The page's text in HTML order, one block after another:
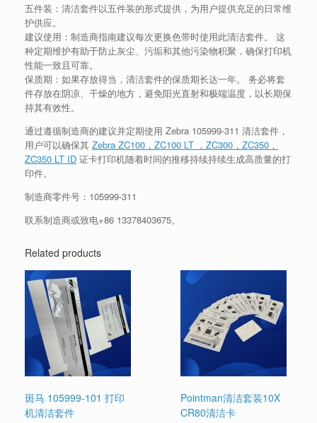
五件装：清洁套件以五件装的形式提供，为用户提供充足的日常维
护供应。
建议使用：制造商指南建议每次更换色带时使用此清洁套件。 这
种定期维护有助于防止灰尘、污垢和其他污染物积聚，确保打印机
性能一致且可靠。
保质期：如果存放得当，清洁套件的保质期长达一年。 务必将套
件存放在阴凉、干燥的地方，避免阳光直射和极端温度，以长期保
持其有效性。
通过遵循制造商的建议并定期使用 Zebra 105999-311 清洁套件，
用户可以确保其 Zebra ZC100，ZC100 LT ，ZC300，ZC350，
ZC350 LT ID 证卡打印机随着时间的推移持续持续生成高质量的打
印件。
制造商零件号：105999-311
联系制造商或致电+86 13378403675。
Related products
斑马 105999-101 打印
机清洁套件
Pointman清洁套装10X
CR80清洁卡